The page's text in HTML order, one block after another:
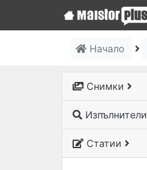
Начало
Снимки
Изпълнители
Статии